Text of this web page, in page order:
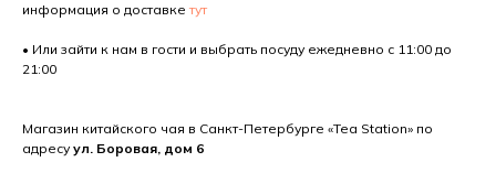
информация о доставке тут
• Или зайти к нам в гости и выбрать посуду ежедневно с 11:00 до
21:00
Магазин китайского чая в Санкт-Петербурге «Tea Station» по
адресу ул. Боровая, дом 6